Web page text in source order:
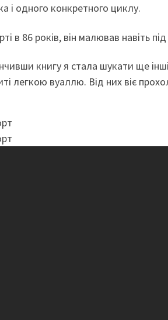
і одного конкретного циклу.
86 років, він малював навіть
книгу я стала шукати ще
легкою вуаллю. Від них віє